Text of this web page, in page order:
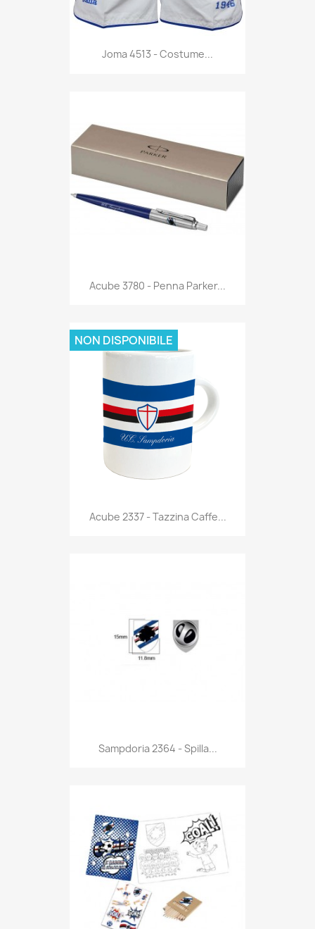
Anteprima
Joma 4513 - Costume...
Anteprima
Acube 3780 - Penna Parker...
Anteprima
Acube 2337 - Tazzina Caffe...
NON DISPONIBILE
Anteprima
Sampdoria 2364 - Spilla...